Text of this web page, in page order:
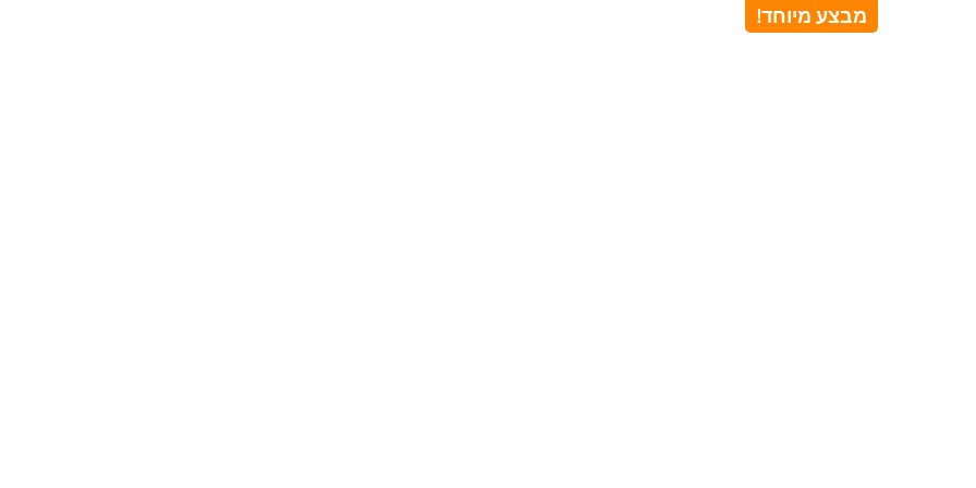
מבצע מיוחד!